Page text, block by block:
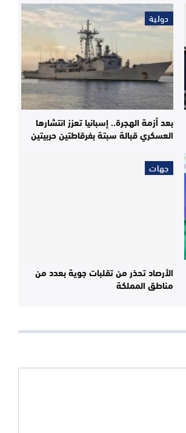
دولية
بعد أزمة الهجرة.. إسبانيا تعزز انتشارها
العسكري قبالة سبتة بفرقاطتين حربيتين
جهات
الأرصاد تحذر من تقلبات جوية بعدد من
مناطق المملكة